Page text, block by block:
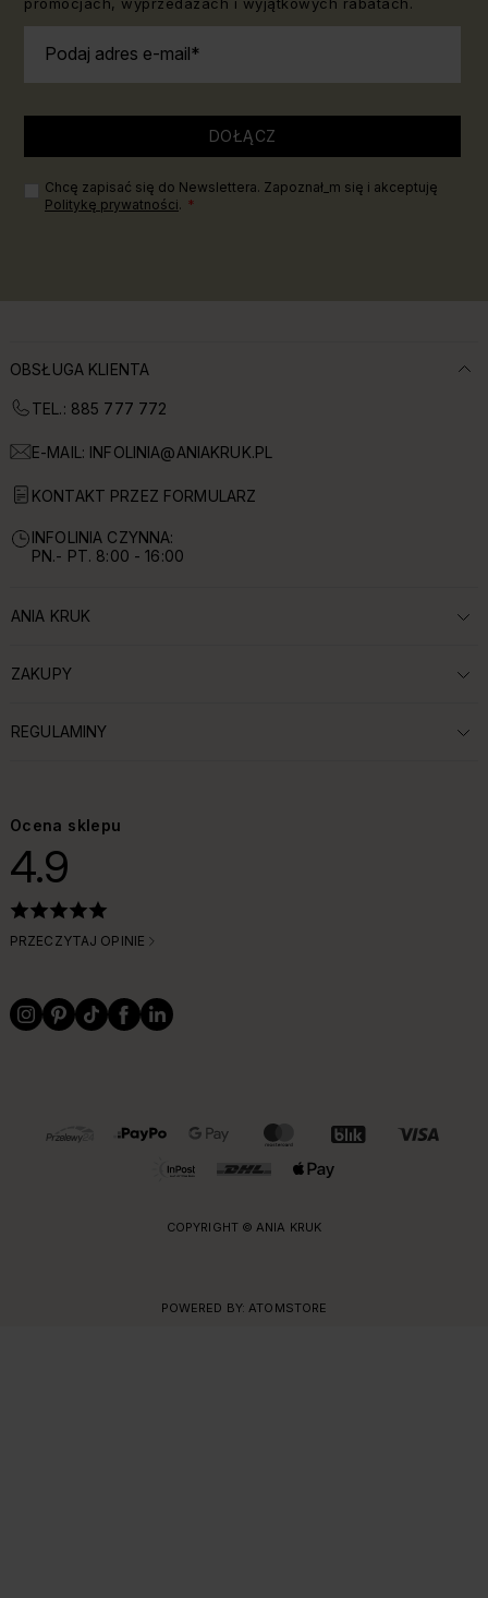
Podaj adres e-mail
DOŁĄCZ
Chcę zapisać się do Newslettera. Zapoznał_m się i akceptuję
Politykę prywatności.
OBSŁUGA KLIENTA
TEL.: 885 777 772
E-MAIL: INFOLINIA@ANIAKRUK.PL
KONTAKT PRZEZ FORMULARZ
INFOLINIA CZYNNA:
PN.- PT. 8:00 - 16:00
ROZWIŃ SEKCJĘ:
ANIA KRUK
ROZWIŃ SEKCJĘ:
ZAKUPY
ROZWIŃ SEKCJĘ:
REGULAMINY
Ocena sklepu
4.9
PRZECZYTAJ OPINIE
OBSŁUGIWANE FORMY PŁATNOŚCI I DOSTAWY
COPYRIGHT © ANIA KRUK
POWERED BY: ATOMSTORE